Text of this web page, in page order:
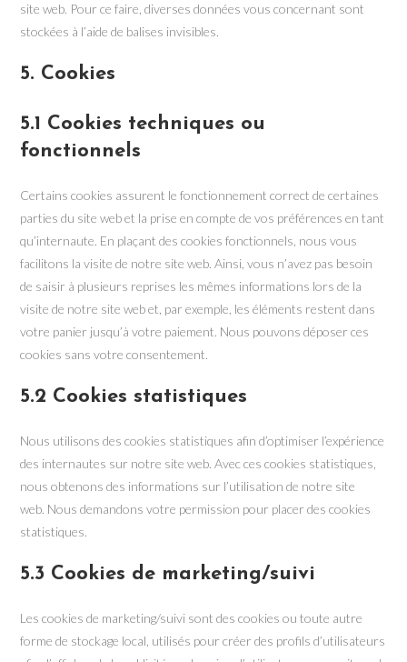
site web. Pour ce faire, diverses données vous concernant sont
stockées à l’aide de balises invisibles.
5. Cookies
5.1 Cookies techniques ou
fonctionnels
Certains cookies assurent le fonctionnement correct de certaines
parties du site web et la prise en compte de vos préférences en tant
qu’internaute. En plaçant des cookies fonctionnels, nous vous
facilitons la visite de notre site web. Ainsi, vous n’avez pas besoin
de saisir à plusieurs reprises les mêmes informations lors de la
visite de notre site web et, par exemple, les éléments restent dans
votre panier jusqu’à votre paiement. Nous pouvons déposer ces
cookies sans votre consentement.
5.2 Cookies statistiques
Nous utilisons des cookies statistiques afin d’optimiser l’expérience
des internautes sur notre site web. Avec ces cookies statistiques,
nous obtenons des informations sur l’utilisation de notre site
web. Nous demandons votre permission pour placer des cookies
statistiques.
5.3 Cookies de marketing/suivi
Les cookies de marketing/suivi sont des cookies ou toute autre
forme de stockage local, utilisés pour créer des profils d’utilisateurs